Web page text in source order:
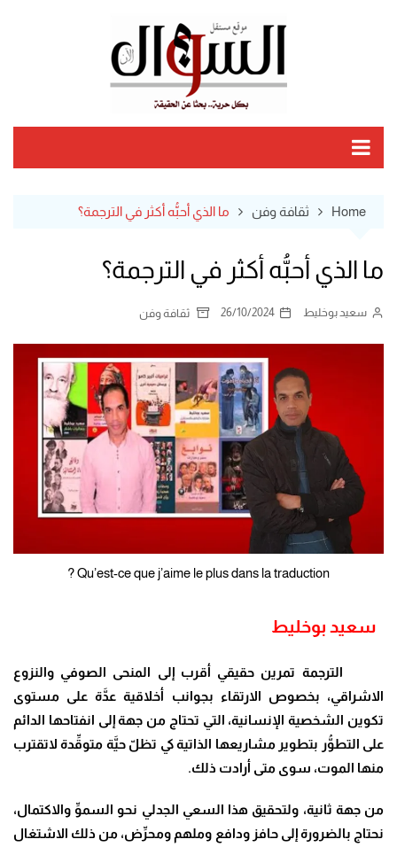
Home ثقافة وفن ما الذي أحبُّه أكثر في الترجمة؟
ما الذي أحبُّه أكثر في الترجمة؟
سعيد بوخليط 26/10/2024 ثقافة وفن
Qu’est-ce que j’aime le plus dans la traduction ?
سعيد بوخليط
الترجمة تمرين حقيقي أقرب إلى المنحى الصوفي والنزوع
الاشراقي، بخصوص الارتقاء بجوانب أخلاقية عدَّة على مستوى
تكوين الشخصية الإنسانية، التي تحتاج من جهة إلى انفتاحها الدائم
على التطوُّر بتطوير مشاريعها الذاتية كي تظلّ حيَّة متوقِّدة لاتقترب
منها الموت، سوى متى أرادت ذلك.
من جهة ثانية، ولتحقيق هذا السعي الجدلي نحو السموِّ والاكتمال،
نحتاج بالضرورة إلى حافز ودافع وملهم ومحرِّض، من ذلك الاشتغال